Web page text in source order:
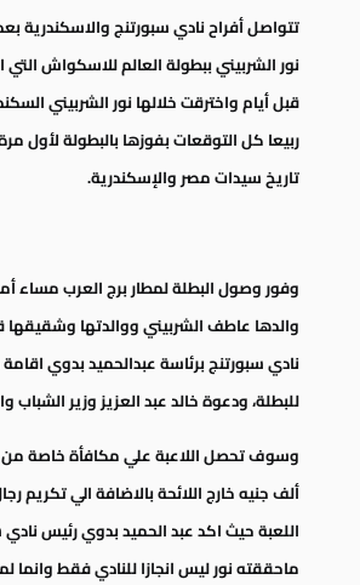
تتواصل أفراح نادي سبورتنج والاسكندرية
نور الشربيني ببطولة العالم للاسكواش التي
قبل أيام واخترقت خلالها نور الشربيني
ربيعا كل التوقعات بفوزها بالبطولة لأول
تاريخ سيدات مصر والإسكندرية.
وفور وصول البطلة لمطار برج العرب مساء
والدها عاطف الشربيني ووالدتها وشقيقها
نادي سبورتنج برئاسة عبدالحميد بدوي
للبطلة، ودعوة خالد عبد العزيز وزير الشباب
ألف جنيه خارج اللائحة بالاضافة الي تكريم
اللعبة حيث اكد عبد الحميد بدوي رئيس نادي
ماحققته نور ليس انجازا للنادي فقط وانما